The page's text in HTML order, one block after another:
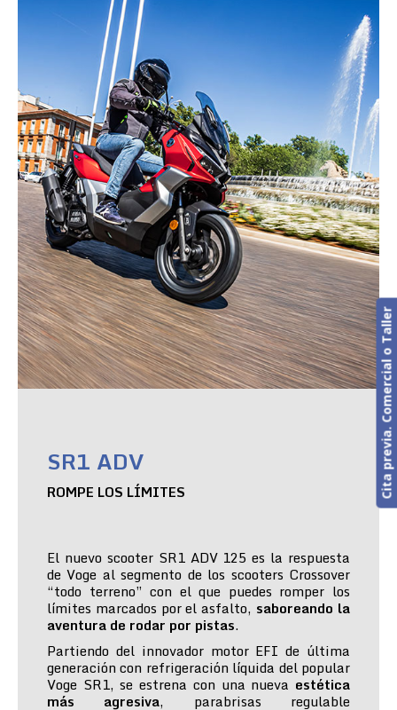
SR1 ADV
ROMPE LOS LÍMITES
El nuevo scooter SR1 ADV 125 es la respuesta
de Voge al segmento de los scooters Crossover
“todo terreno” con el que puedes romper los
límites marcados por el asfalto, saboreando la
aventura de rodar por pistas.
Partiendo del innovador motor EFI de última
generación con refrigeración líquida del popular
Voge SR1, se estrena con una nueva estética
más agresiva, parabrisas regulable
Cita previa. Comercial o Taller